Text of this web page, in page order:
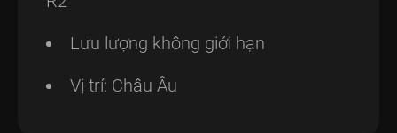
Lưu lượng không giới hạn
Vị trí: Châu Âu